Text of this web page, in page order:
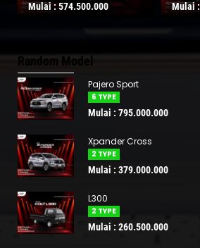
Mulai :574.500.000 Mulai :
Random Model
Pajero Sport
6 TYPE
Mulai : 795.000.000
Xpander Cross
2 TYPE
Mulai : 379.000.000
L300
2 TYPE
Mulai : 260.500.000